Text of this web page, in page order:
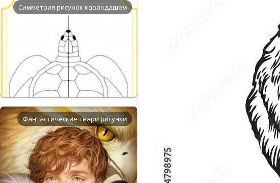
Симметрия рисунок карандашом
Фантастические твари рисунки